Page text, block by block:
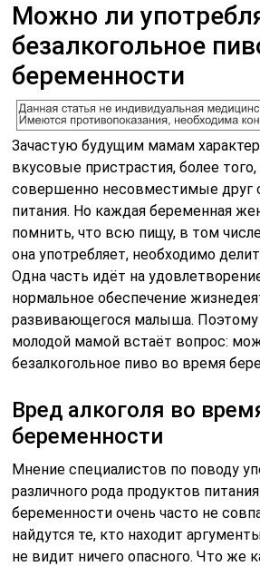
Можно ли
безалкогольное
беременности
Зачастую будущим мамам
вкусовые пристрастия, более
совершенно несовместимые друг
питания. Но каждая беременная
помнить, что всю пищу, в том
она употребляет, необходимо
Одна часть идёт на
нормальное обеспечение
развивающегося малыша. Поэтому
молодой мамой встаёт вопрос:
безалкогольное пиво во время
Вред алкоголя во
беременности
Мнение специалистов по поводу
различного рода продуктов
беременности очень часто не
найдутся те, кто находит
не видит ничего опасного. Что же